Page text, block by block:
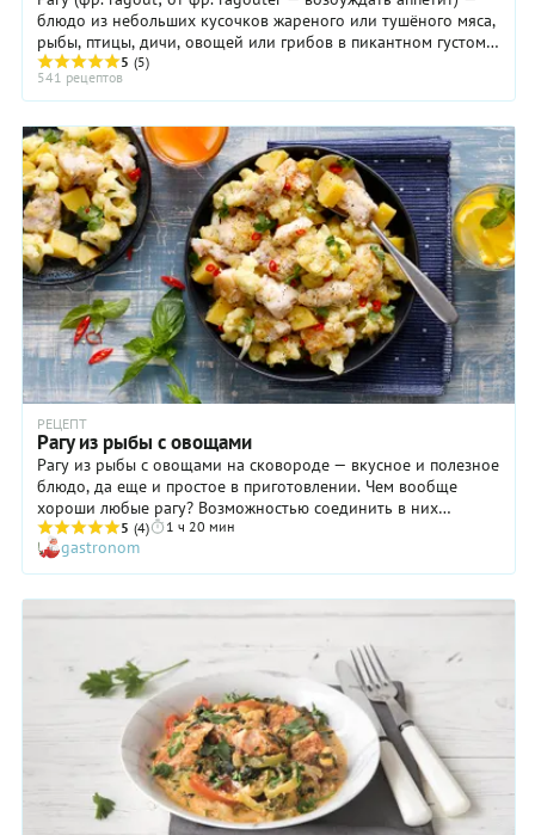
блюдо из небольших кусочков жареного или тушёного мяса,
рыбы, птицы, дичи, овощей или грибов в пикантном густом
соусе. Рагу можно приготовить ...
5 (5)
541 рецептов
РЕЦЕПТ
Рагу из рыбы с овощами
Рагу из рыбы с овощами на сковороде — вкусное и полезное
блюдо, да еще и простое в приготовлении. Чем вообще
хороши любые рагу? Возможностью соединить в них
небольшие количества разных овощей, оставшихся в
холодильнике. В этом рецепте используются картофель,
цветная капуста, лук и чеснок. Но можно взять
(дополнительно или в качестве замены) половинку сладкого
перца, чуть завядший кабачок, кусочек тыквы и так далее.
коровьим молоком или растительным, сливками, или
добавьте в соус кокосовый порошок.
5 (4) 1 ч 20 мин
gastronom